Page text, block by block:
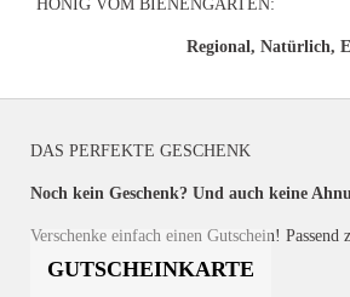
HONIG VOM BIENENGARTEN:
Regional, Natürlich,
DAS PERFEKTE GESCHENK
Noch kein Geschenk? Und auch keine
Verschenke einfach einen Gutschein! Passend
GUTSCHEINKARTE